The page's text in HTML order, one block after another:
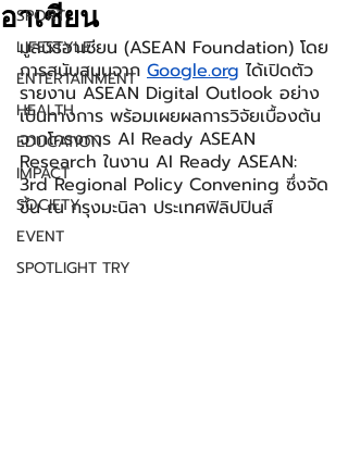
SPORT
LIFESTYLE
ENTERTAINMENT
HEALTH
EDUCATION
IMPACT
SOCIETY
EVENT
SPOTLIGHT TRY
อาเซียน
มูลนิธิอาเซียน (ASEAN Foundation) โดย
การสนับสนุนจาก Google.org ได้เปิดตัว
รายงาน ASEAN Digital Outlook อย่าง
เป็นทางการ พร้อมเผยผลการวิจัยเบื้องต้น
จากโครงการ AI Ready ASEAN
Research ในงาน AI Ready ASEAN:
3rd Regional Policy Convening ซึ่งจัด
ขึ้น ณ กรุงมะนิลา ประเทศฟิลิปปินส์